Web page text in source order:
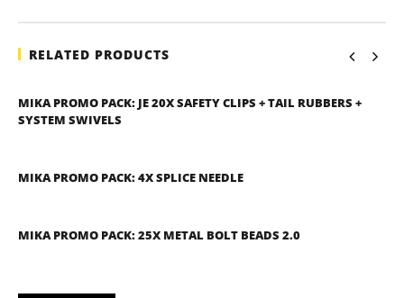
RELATED PRODUCTS
MIKA PROMO PACK: JE 20X SAFETY CLIPS + TAIL RUBBERS +
SYSTEM SWIVELS
MIKA PROMO PACK: 4X SPLICE NEEDLE
MIKA PROMO PACK: 25X METAL BOLT BEADS 2.0